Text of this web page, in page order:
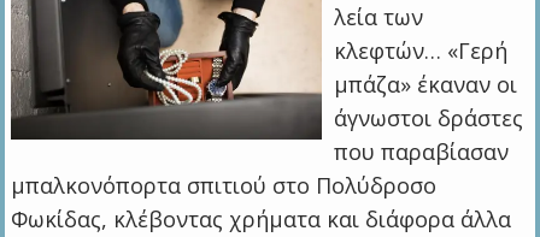
λεία των
κλεφτών… «Γερή
μπάζα» έκαναν οι
άγνωστοι δράστες
που παραβίασαν
μπαλκονόπορτα σπιτιού στο Πολύδροσο
Φωκίδας, κλέβοντας χρήματα και διάφορα άλλα